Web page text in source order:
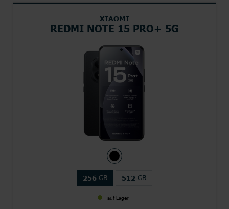
XIAOMI
REDMI NOTE 15 PRO+ 5G
256 GB 512 GB
auf Lager